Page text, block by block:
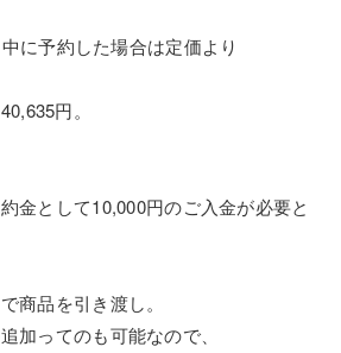
に予約した場合は定価より
円。
金として10,000円のご入金が必要と
商品を引き渡し。
加ってのも可能なので、